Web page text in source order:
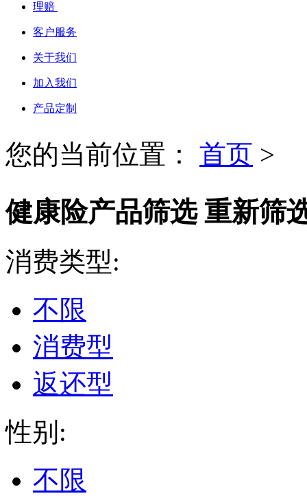
理赔
客户服务
关于我们
加入我们
产品定制
您的当前位置： 首页 >
健康险产品筛选 重新筛
消费类型:
不限
消费型
返还型
性别:
不限